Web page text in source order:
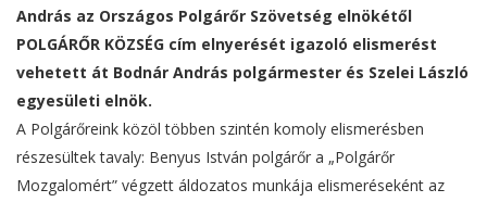
András az Országos Polgárőr Szövetség elnökétől
POLGÁRŐR KÖZSÉG cím elnyerését igazoló elismerést
vehetett át Bodnár András polgármester és Szelei László
egyesületi elnök.
A Polgárőreink közöl többen szintén komoly elismerésben
részesültek tavaly: Benyus István polgárőr a „Polgárőr
Mozgalomért” végzett áldozatos munkája elismeréseként az